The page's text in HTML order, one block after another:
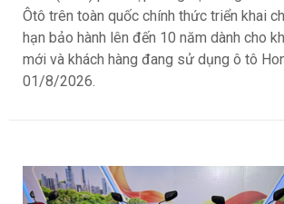
Ôtô trên toàn quốc chính thức triển khai
hạn bảo hành lên đến 10 năm dành cho
mới và khách hàng đang sử dụng ô tô
01/8/2026.